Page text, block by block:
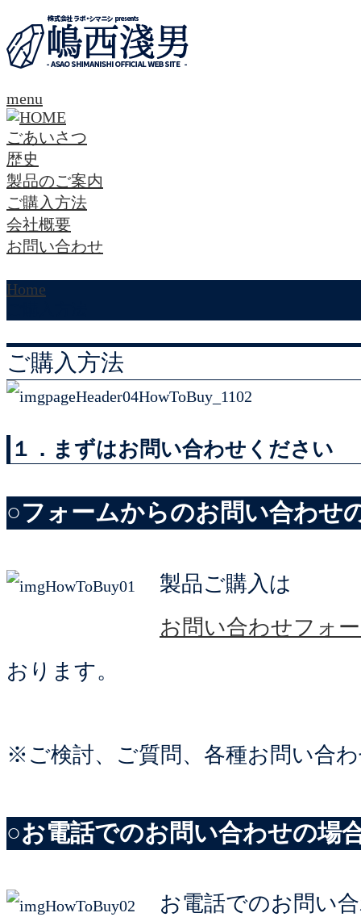
menu
ごあいさつ
歴史
製品のご案内
ご購入方法
会社概要
お問い合わせ
Home
ご購入方法
１．まずはお問い合わせください
○フォームからのお問い合わせ
製品ご購入は
お問い合わせフォ
おります。
※ご検討、ご質問、各種お問い合
○お電話でのお問い合わせの場
お電話でのお問い